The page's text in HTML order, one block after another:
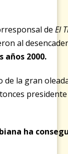
de El
al
2000.
de la gran
ha